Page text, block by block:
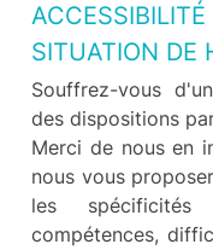
SITUATION DE
Souffrez-vous
des dispositions
Merci de nous en
nous vous
les
compétences,